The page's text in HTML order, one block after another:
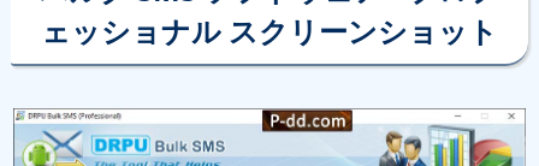
ェッショナル スクリーンショット